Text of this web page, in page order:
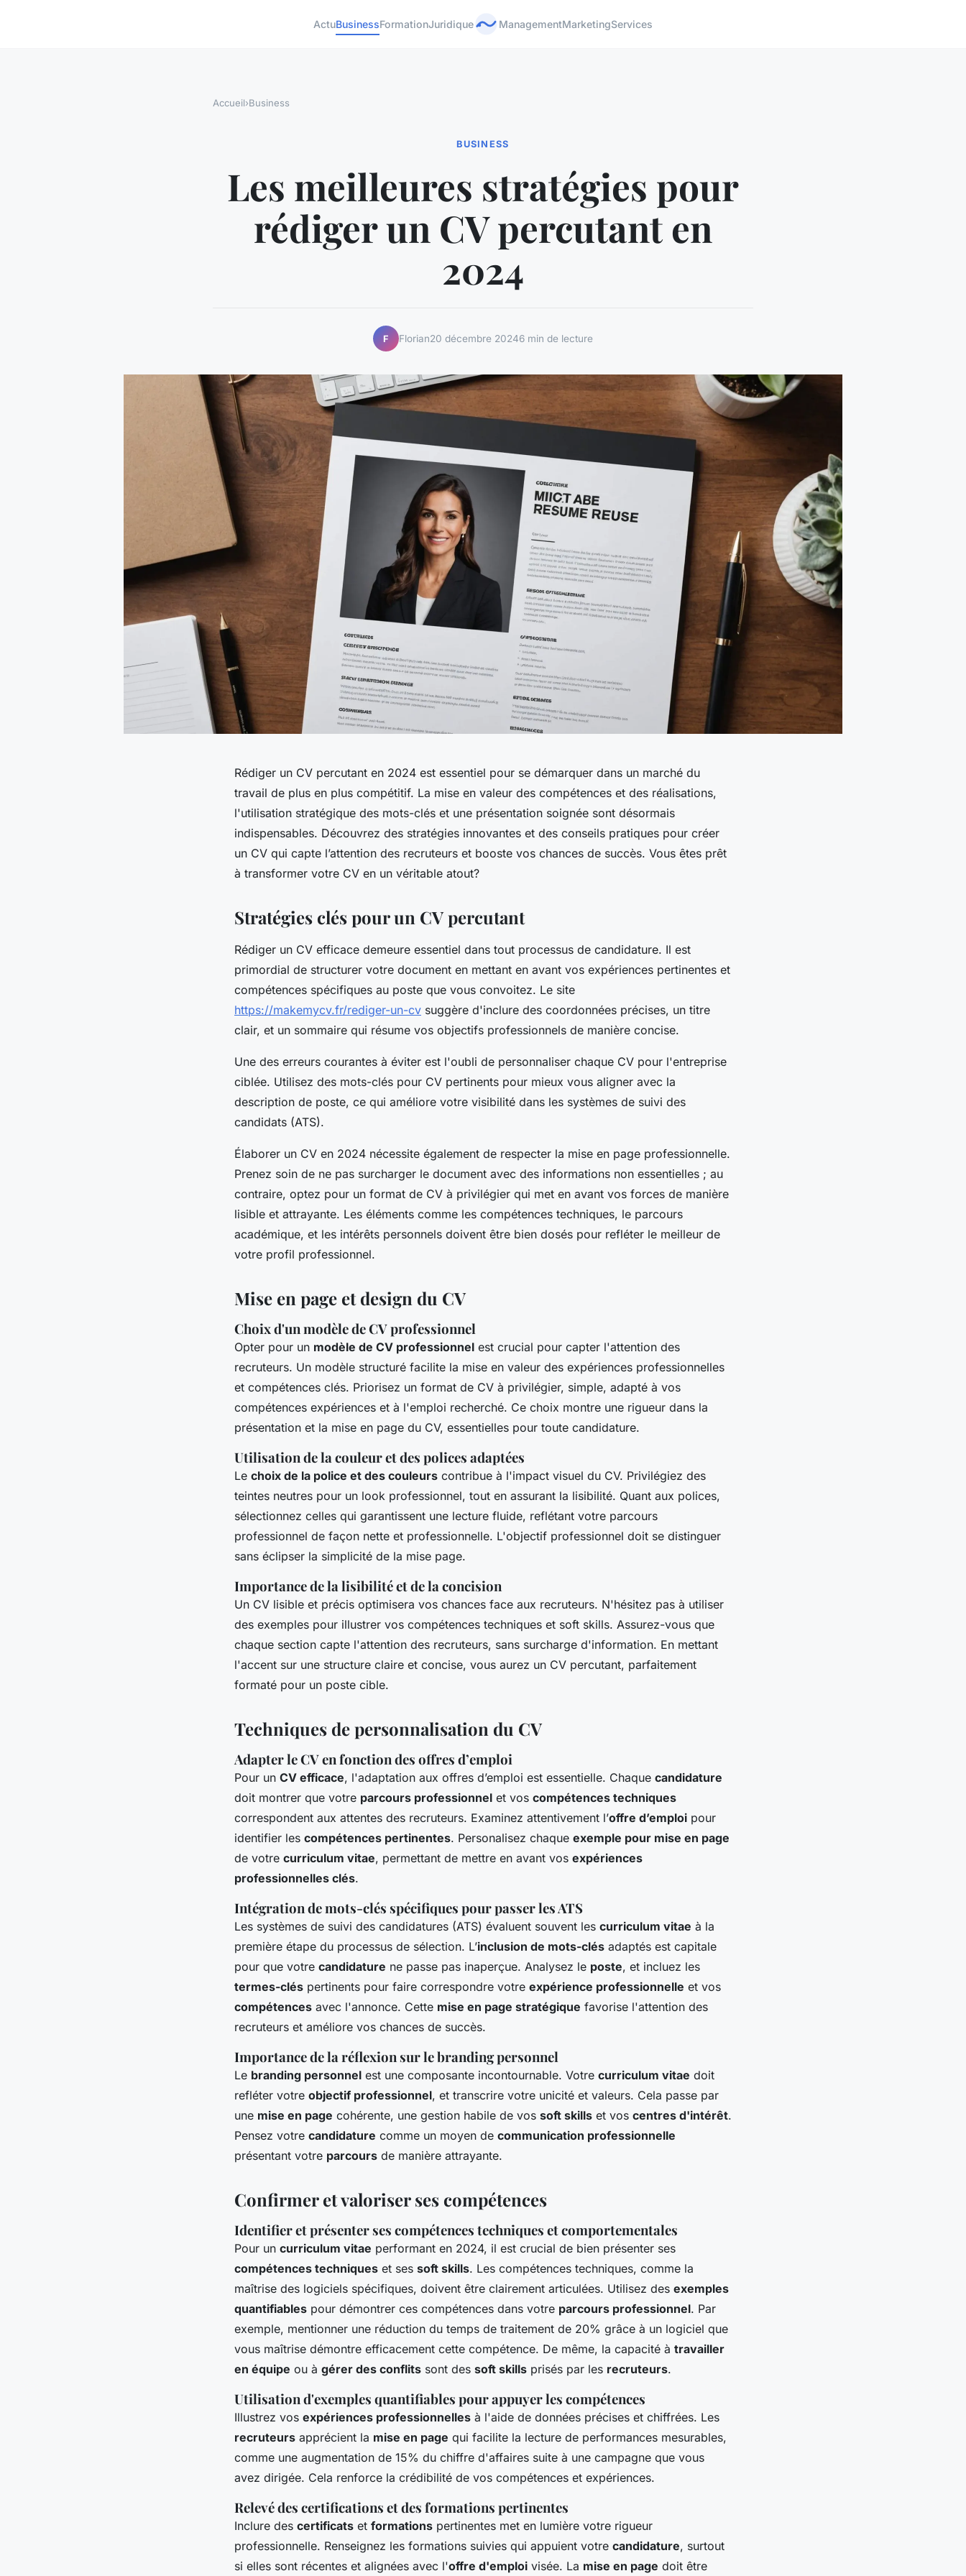
ActuBusinessFormationJuridique ManagementMarketingServices
Accueil›Business
BUSINESS
Les meilleures stratégies pour
rédiger un CV percutant en
2024
F Florian20 décembre 20246 min de lecture
Rédiger un CV percutant en 2024 est essentiel pour se démarquer dans un marché du
travail de plus en plus compétitif. La mise en valeur des compétences et des réalisations,
l'utilisation stratégique des mots-clés et une présentation soignée sont désormais
indispensables. Découvrez des stratégies innovantes et des conseils pratiques pour créer
un CV qui capte l’attention des recruteurs et booste vos chances de succès. Vous êtes prêt
à transformer votre CV en un véritable atout?
Stratégies clés pour un CV percutant
Rédiger un CV efficace demeure essentiel dans tout processus de candidature. Il est
primordial de structurer votre document en mettant en avant vos expériences pertinentes et
compétences spécifiques au poste que vous convoitez. Le site
https://makemycv.fr/rediger-un-cv suggère d'inclure des coordonnées précises, un titre
clair, et un sommaire qui résume vos objectifs professionnels de manière concise.
Une des erreurs courantes à éviter est l'oubli de personnaliser chaque CV pour l'entreprise
ciblée. Utilisez des mots-clés pour CV pertinents pour mieux vous aligner avec la
description de poste, ce qui améliore votre visibilité dans les systèmes de suivi des
candidats (ATS).
Élaborer un CV en 2024 nécessite également de respecter la mise en page professionnelle.
Prenez soin de ne pas surcharger le document avec des informations non essentielles ; au
contraire, optez pour un format de CV à privilégier qui met en avant vos forces de manière
lisible et attrayante. Les éléments comme les compétences techniques, le parcours
académique, et les intérêts personnels doivent être bien dosés pour refléter le meilleur de
votre profil professionnel.
Mise en page et design du CV
Choix d'un modèle de CV professionnel
Opter pour un modèle de CV professionnel est crucial pour capter l'attention des
recruteurs. Un modèle structuré facilite la mise en valeur des expériences professionnelles
et compétences clés. Priorisez un format de CV à privilégier, simple, adapté à vos
compétences expériences et à l'emploi recherché. Ce choix montre une rigueur dans la
présentation et la mise en page du CV, essentielles pour toute candidature.
Utilisation de la couleur et des polices adaptées
Le choix de la police et des couleurs contribue à l'impact visuel du CV. Privilégiez des
teintes neutres pour un look professionnel, tout en assurant la lisibilité. Quant aux polices,
sélectionnez celles qui garantissent une lecture fluide, reflétant votre parcours
professionnel de façon nette et professionnelle. L'objectif professionnel doit se distinguer
sans éclipser la simplicité de la mise page.
Importance de la lisibilité et de la concision
Un CV lisible et précis optimisera vos chances face aux recruteurs. N'hésitez pas à utiliser
des exemples pour illustrer vos compétences techniques et soft skills. Assurez-vous que
chaque section capte l'attention des recruteurs, sans surcharge d'information. En mettant
l'accent sur une structure claire et concise, vous aurez un CV percutant, parfaitement
formaté pour un poste cible.
Techniques de personnalisation du CV
Adapter le CV en fonction des offres d’emploi
Pour un CV efficace, l'adaptation aux offres d’emploi est essentielle. Chaque candidature
doit montrer que votre parcours professionnel et vos compétences techniques
correspondent aux attentes des recruteurs. Examinez attentivement l’offre d’emploi pour
identifier les compétences pertinentes. Personalisez chaque exemple pour mise en page
de votre curriculum vitae, permettant de mettre en avant vos expériences
professionnelles clés.
Intégration de mots-clés spécifiques pour passer les ATS
Les systèmes de suivi des candidatures (ATS) évaluent souvent les curriculum vitae à la
première étape du processus de sélection. L’inclusion de mots-clés adaptés est capitale
pour que votre candidature ne passe pas inaperçue. Analysez le poste, et incluez les
termes-clés pertinents pour faire correspondre votre expérience professionnelle et vos
compétences avec l'annonce. Cette mise en page stratégique favorise l'attention des
recruteurs et améliore vos chances de succès.
Importance de la réflexion sur le branding personnel
Le branding personnel est une composante incontournable. Votre curriculum vitae doit
refléter votre objectif professionnel, et transcrire votre unicité et valeurs. Cela passe par
une mise en page cohérente, une gestion habile de vos soft skills et vos centres d'intérêt.
Pensez votre candidature comme un moyen de communication professionnelle
présentant votre parcours de manière attrayante.
Confirmer et valoriser ses compétences
Identifier et présenter ses compétences techniques et comportementales
Pour un curriculum vitae performant en 2024, il est crucial de bien présenter ses
compétences techniques et ses soft skills. Les compétences techniques, comme la
maîtrise des logiciels spécifiques, doivent être clairement articulées. Utilisez des exemples
quantifiables pour démontrer ces compétences dans votre parcours professionnel. Par
exemple, mentionner une réduction du temps de traitement de 20% grâce à un logiciel que
vous maîtrise démontre efficacement cette compétence. De même, la capacité à travailler
en équipe ou à gérer des conflits sont des soft skills prisés par les recruteurs.
Utilisation d'exemples quantifiables pour appuyer les compétences
Illustrez vos expériences professionnelles à l'aide de données précises et chiffrées. Les
recruteurs apprécient la mise en page qui facilite la lecture de performances mesurables,
comme une augmentation de 15% du chiffre d'affaires suite à une campagne que vous
avez dirigée. Cela renforce la crédibilité de vos compétences et expériences.
Relevé des certifications et des formations pertinentes
Inclure des certificats et formations pertinentes met en lumière votre rigueur
professionnelle. Renseignez les formations suivies qui appuient votre candidature, surtout
si elles sont récentes et alignées avec l'offre d'emploi visée. La mise en page doit être